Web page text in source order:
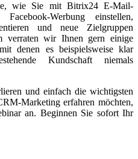
wie Sie mit Bitrix24 E-Mail-
Facebook-Werbung einstellen,
und neue Zielgruppen
verraten wir Ihnen gern einige
denen es beispielsweise klar
Kundschaft niemals
und einfach die wichtigsten
Marketing erfahren möchten,
an. Beginnen Sie sofort Ihr